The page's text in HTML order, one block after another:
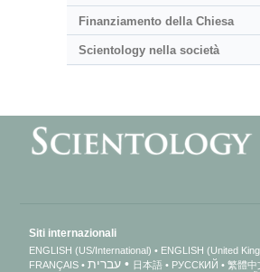
Finanziamento della Chiesa
Scientology nella società
Siti internazionali
ENGLISH (US/International) ENGLISH (United
FRANÇAIS
עברית 日本語 РУССКИЙ 繁體中